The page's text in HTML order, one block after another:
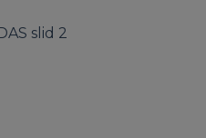
slid 2